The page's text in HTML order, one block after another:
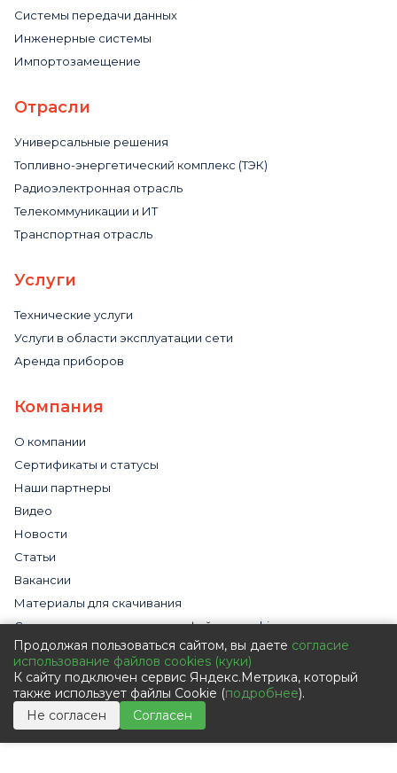
Системы передачи данных
Инженерные системы
Импортозамещение
Отрасли
Универсальные решения
Топливно-энергетический комплекс (ТЭК)
Радиоэлектронная отрасль
Телекоммуникации и ИТ
Транспортная отрасль
Услуги
Технические услуги
Услуги в области эксплуатации сети
Аренда приборов
Компания
О компании
Сертификаты и статусы
Наши партнеры
Видео
Новости
Статьи
Вакансии
Материалы для скачивания
Cогласие на использование файлов cookies
Обработка персональных данных с помощью сервиса
«Яндекс.Метрика»
Политика в отношении обработки персональных данных
Пользовательское соглашение
Согласие на обработку персональных данных
Продолжая пользоваться сайтом, вы даете согласие
использование файлов cookies (куки)
К сайту подключен сервис Яндекс.Метрика, который
также использует файлы Cookie (подробнее).
Не согласен
Согласен